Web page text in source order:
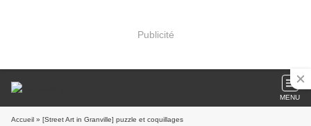
Publicité
MENU
Accueil » [Street Art in Granville] puzzle et coquillages